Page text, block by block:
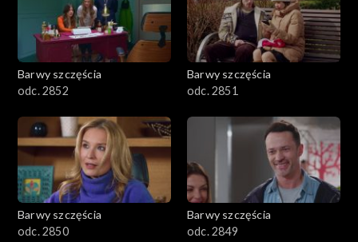
Barwy szczęścia
odc. 2852
Barwy szczęścia
odc. 2851
Barwy szczęścia
odc. 2850
Barwy szczęścia
odc. 2849